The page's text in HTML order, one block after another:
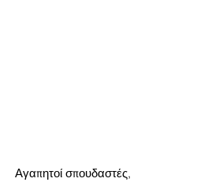
Αγαπητοί σπουδαστές,